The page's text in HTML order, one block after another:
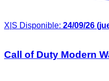
X|S Disponible: 24/09/26
Call of Duty Modern